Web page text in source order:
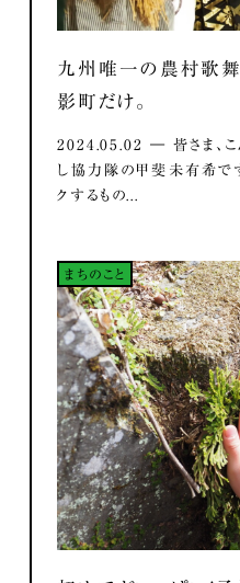
九州唯一の農村歌舞
影町だけ。
2024.05.02 ― 皆さま、こ
し協力隊の甲斐未有希で
クするもの...
まちのこと